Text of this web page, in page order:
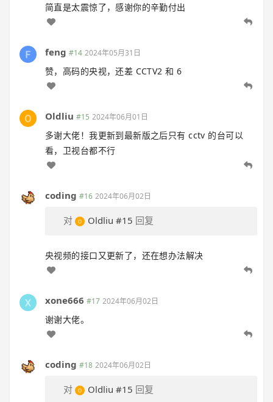
简直是太震惊了，感谢你的辛勤付出
feng #14 2024年05月31日
赞，高码的央视，还差 CCTV2 和 6
Oldliu #15 2024年06月01日
多谢大佬！我更新到最新版之后只有 cctv 的台可以
看，卫视台都不行
coding #16 2024年06月02日
对 Oldliu #15 回复
央视频的接口又更新了，还在想办法解决
xone666 #17 2024年06月02日
谢谢大佬。
coding #18 2024年06月02日
对 Oldliu #15 回复